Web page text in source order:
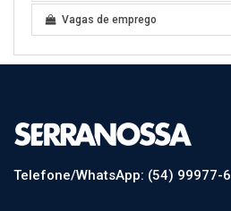
Vagas de emprego
Telefone/WhatsApp: (54) 99977-